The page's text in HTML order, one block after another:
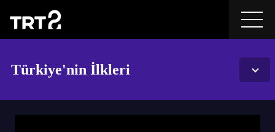
Türkiye'nin İlkleri